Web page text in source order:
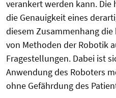
verankert werden kann. Die
die Genauigkeit eines
diesem Zusammenhang
von Methoden der Robotik
Fragestellungen. Dabei ist
Anwendung des Roboters
ohne Gefährdung des